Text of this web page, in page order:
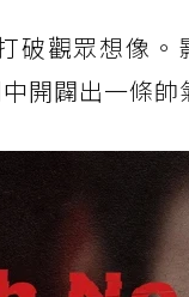
破觀眾想像
開闢出一條帥